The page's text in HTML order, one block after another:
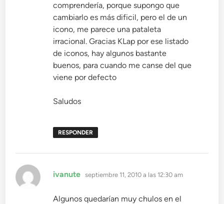
comprendería, porque supongo que
cambiarlo es más dificil, pero el de un
icono, me parece una pataleta
irracional. Gracias KLap por ese listado
de iconos, hay algunos bastante
buenos, para cuando me canse del que
viene por defecto
Saludos
RESPONDER
ivanute dice:
septiembre 11, 2010 a las 12:30 am
Algunos quedarían muy chulos en el